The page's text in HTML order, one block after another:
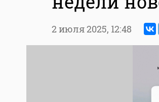
2 июля 2025, 12:48